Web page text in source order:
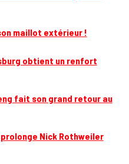
maillot extérieur !
obtient un renfort
fait son grand retour au
prolonge Nick Rothweiler